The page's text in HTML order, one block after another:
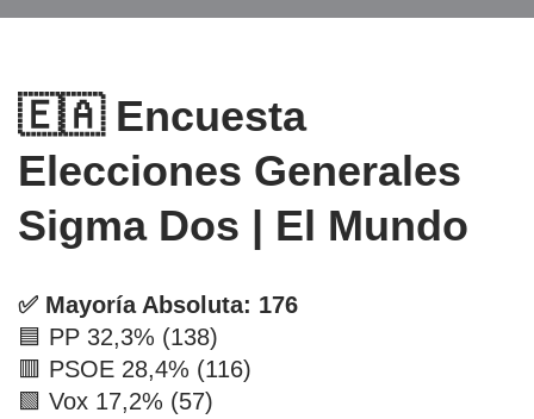
🇪🇦 Encuesta
Elecciones Generales
Sigma Dos | El Mundo
✅ Mayoría Absoluta: 176
🟦 PP 32,3% (138)
🟥 PSOE 28,4% (116)
🟩 Vox 17,2% (57)